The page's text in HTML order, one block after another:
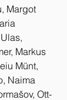
Margot
Markus
Münt,
Naima
Ott-